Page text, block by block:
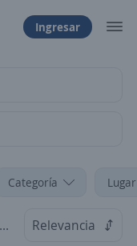
Ingresar
Categoría
Relevancia